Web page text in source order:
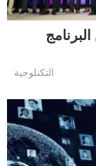
التكنلوجية